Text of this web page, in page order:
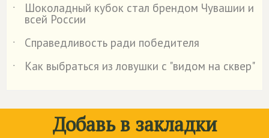
˙
Шоколадный кубок стал брендом Чувашии и
всей России
˙
Справедливость ради победителя
˙
Как выбраться из ловушки с "видом на сквер"
Добавь в закладки